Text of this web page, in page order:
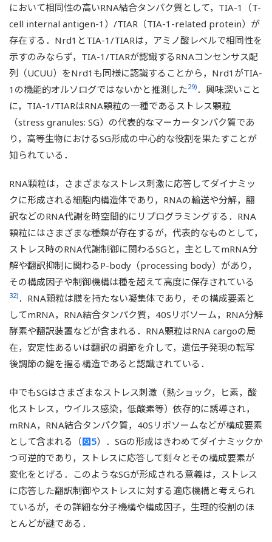
において相同性の高いRNA結合タンパク質として，TIA-1（T-
cell internal antigen-1）/TIAR（TIA-1-related protein）が
存在する．Nrd1とTIA-1/TIARは，アミノ酸レベルで相同性を
示すのみならず，TIA-1/TIARが認識するRNAコンセンサス配
列（UCUU）をNrd1も同様に認識することから，Nrd1がTIA-
1の機能的オルソログではないかと推測した29)．興味深いこと
に，TIA-1/TIARはRNA顆粒の一種であるストレス顆粒
（stress granules: SG）の代表的なマーカータンパク質であ
り，高等生物におけるSG形成の中心的な役割を果たすことが
知られている．
RNA顆粒は，さまざまなストレス刺激に応答してダイナミッ
クに形成される細胞内構造体であり，RNAの輸送や分解，翻
訳などのRNA代謝を時空間的にリプログラミングする．RNA
顆粒にはさまざまな種類が存在するが，代表的なものとして，
ストレス時のRNA代謝制御に関わるSGと，主としてmRNA分
解や翻訳抑制に関わるP-body（processing body）があり，
その構成因子や制御機構は種を超えて高度に保存されている
32)．RNA顆粒は膜を持たない凝集体であり，その構成要素と
してmRNA，RNA結合タンパク質，40Sリボソーム，RNA分解
酵素や翻訳装置などが含まれる．RNA顆粒はRNA cargoの局
在，安定性あるいは翻訳の調節を介して，遺伝子発現の転写
後調節の鍵を握る構造であると認識されている．
中でもSGはさまざまなストレス刺激（熱ショック，ヒ素，酸
化ストレス，ウイルス感染，低酸素等）依存的に誘導され，
mRNA，RNA結合タンパク質，40Sリボソームなどが構成要素
として含まれる（図5）．SGの形成はきわめてダイナミックか
つ可逆的であり，ストレスに応答して刻々とその構成要素が
変化をとげる．このようなSGが形成される意義は，ストレス
に応答した翻訳制御やストレスに対する適応機構と考えられ
ているが，その詳細な分子機構や構成因子，生理的役割のほ
とんどが謎である．